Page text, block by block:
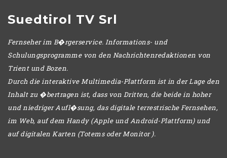
Suedtirol TV Srl
Fernseher im B�rgerservice. Informations- und
Schulungsprogramme von den Nachrichtenredaktionen von
Trient und Bozen.
Durch die interaktive Multimedia-Plattform ist in der Lage den
Inhalt zu �bertragen ist, dass von Dritten, die beide in hoher
und niedriger Aufl�sung, das digitale terrestrische Fernsehen,
im Web, auf dem Handy (Apple und Android-Plattform) und
auf digitalen Karten (Totems oder Monitor ).